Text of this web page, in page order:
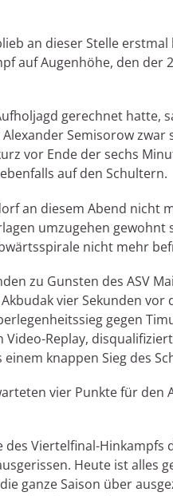
an dieser Stelle
auf Augenhöhe, den
gerechnet hatte,
Semisorow
vor Ende der sechs
auf den Schultern.
an diesem Abend nicht
umzugehen
nicht mehr
zu Gunsten des ASV
vier Sekunden vor
gegen
Replay,
knappen Sieg des
vier Punkte für den
Viertelfinal-
Heute ist alles
ganze Saison über